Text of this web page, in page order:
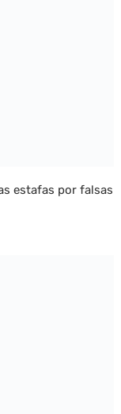
estafas por falsas